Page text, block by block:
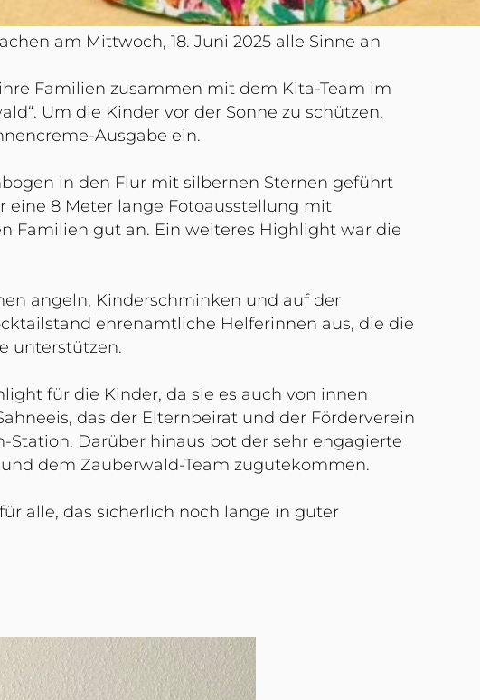
am Mittwoch, 18. Juni 2025 alle Sinne an
Familien zusammen mit dem Kita-Team im
Um die Kinder vor der Sonne zu schützen,
Ausgabe ein.
in den Flur mit silbernen Sternen geführt
eine 8 Meter lange Fotoausstellung mit
Familien gut an. Ein weiteres Highlight war die
angeln, Kinderschminken und auf der
ehrenamtliche Helferinnen aus, die die
unterstützen.
für die Kinder, da sie es auch von innen
das der Elternbeirat und der Förderverein
Darüber hinaus bot der sehr engagierte
dem Zauberwald-Team zugutekommen.
alle, das sicherlich noch lange in guter